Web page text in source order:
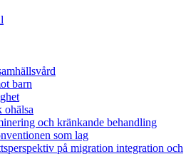
barn
ohälsa
och kränkande behandling
som lag
på migration integration och